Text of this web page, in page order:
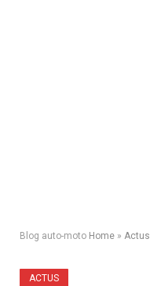
Blog auto-moto Home » Actus
ACTUS